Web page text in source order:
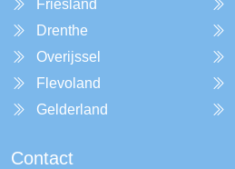
Friesland
Drenthe
Overijssel
Flevoland
Gelderland
Contact